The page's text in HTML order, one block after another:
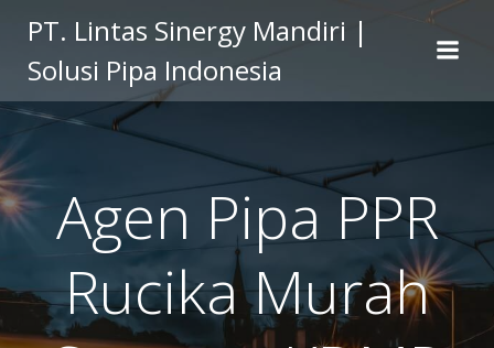
to
content
PT. Lintas Sinergy Mandiri |
Solusi Pipa Indonesia
Agen Pipa PPR
Rucika Murah